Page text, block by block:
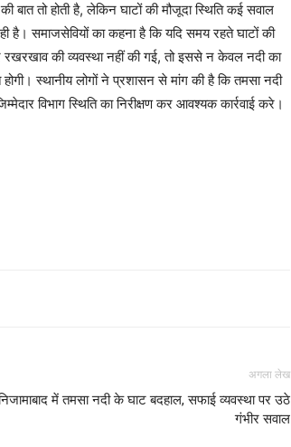
बात तो होती है, लेकिन घाटों की मौजूदा स्थिति कई सवाल
है। समाजसेवियों का कहना है कि यदि समय रहते घाटों की
की व्यवस्था नहीं की गई, तो इससे न केवल नदी का
स्थानीय लोगों ने प्रशासन से मांग की है कि तमसा नदी
विभाग स्थिति का निरीक्षण कर आवश्यक कार्रवाई करे।
अगला लेख
में तमसा नदी के घाट बदहाल, सफाई व्यवस्था पर उठे
गंभीर सवाल